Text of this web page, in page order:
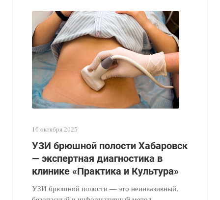
16 октября 2025
УЗИ брюшной полости Хабаровск
— экспертная диагностика в
клинике «Практика и Культура»
УЗИ брюшной полости — это неинвазивный,